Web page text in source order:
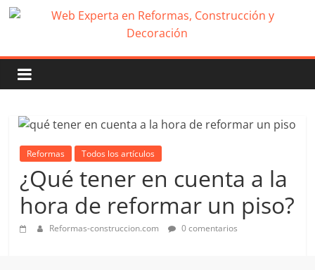
Reformas Todos los artículos
¿Qué tener en cuenta a la
hora de reformar un piso?
Reformas-construccion.com 0 comentarios